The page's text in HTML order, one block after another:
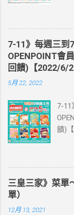
國
送
活動
卡
送同
來超
這邊
【點
澳
通有
通不
由
7-11》每週三到
OPENPOINT會
回饋)【2022/6/
5月 22, 2022
7-11
饋)
饋)
三皇三家》菜單
單）
12月 13, 2021